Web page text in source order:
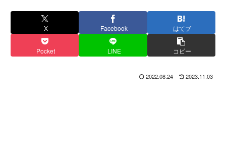
X Facebook はてブ
Pocket LINE コピー
2022.08.24 2023.11.03